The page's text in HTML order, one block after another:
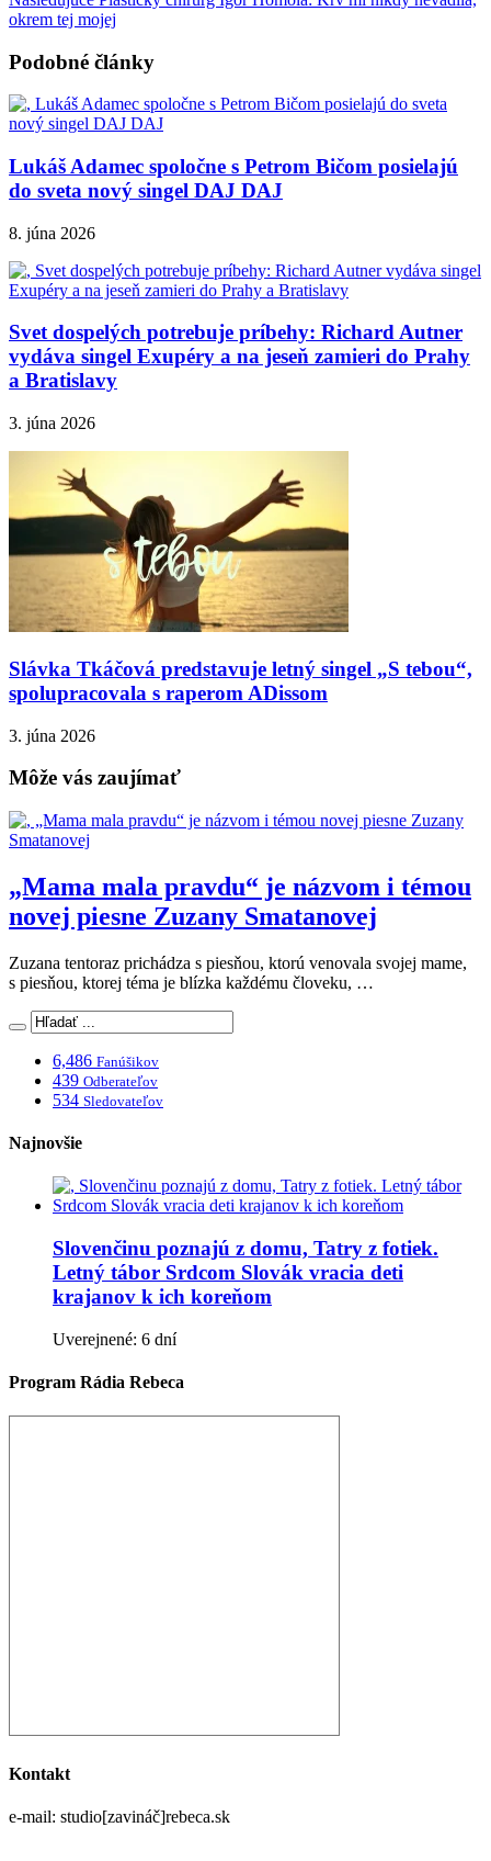
okrem tej mojej
Podobné články
Lukáš Adamec spoločne s Petrom Bičom posielajú
do sveta nový singel DAJ DAJ
8. júna 2026
Svet dospelých potrebuje príbehy: Richard Autner
vydáva singel Exupéry a na jeseň zamieri do Prahy
a Bratislavy
3. júna 2026
Slávka Tkáčová predstavuje letný singel „S tebou“,
spolupracovala s raperom ADissom
3. júna 2026
Môže vás zaujímať
„Mama mala pravdu“ je názvom i témou
novej piesne Zuzany Smatanovej
Zuzana tentoraz prichádza s piesňou, ktorú venovala svojej mame,
s piesňou, ktorej téma je blízka každému človeku, …
6,486 Fanúšikov
439 Odberateľov
534 Sledovateľov
Najnovšie
Slovenčinu poznajú z domu, Tatry z fotiek.
Letný tábor Srdcom Slovák vracia deti
krajanov k ich koreňom
Uverejnené: 6 dní
Program Rádia Rebeca
Kontakt
e-mail: studio[zavináč]rebeca.sk